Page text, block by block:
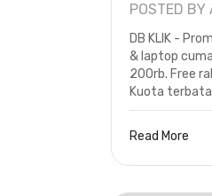
POSTED BY
DB KLIK -
& laptop
200rb. Free
Kuota
Read More